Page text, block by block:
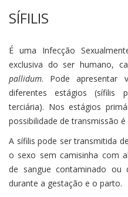
SÍFILIS
É uma Infecção
exclusiva do ser humano,
pallidum. Pode apresentar
diferentes estágios (sífilis
terciária). Nos estágios
possibilidade de transmissão é
A sífilis pode ser transmitida
o sexo sem camisinha com
de sangue contaminado
durante a gestação e o parto.